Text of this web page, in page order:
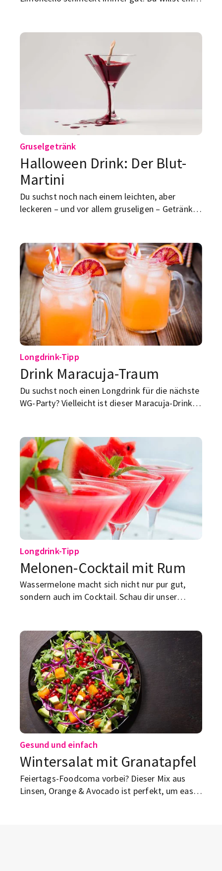
Gruselgetränk
Halloween Drink: Der Blut-
Martini
Du suchst noch nach einem leichten, aber
leckeren – und vor allem gruseligen – Getränk
Longdrink-Tipp
Drink Maracuja-Traum
Du suchst noch einen Longdrink für die nächste
WG-Party? Vielleicht ist dieser Maracuja-Drink ja
Longdrink-Tipp
Melonen-Cocktail mit Rum
Wassermelone macht sich nicht nur pur gut,
sondern auch im Cocktail. Schau dir unser
Gesund und einfach
Wintersalat mit Granatapfel
Feiertags-Foodcoma vorbei? Dieser Mix aus
Linsen, Orange & Avocado ist perfekt, um easy